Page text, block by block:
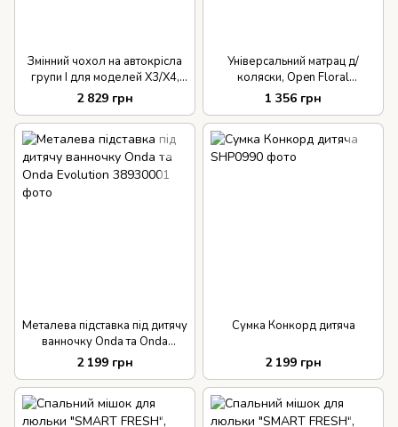
Змінний чохол на автокрісла
групи І для моделей X3/X4,
колір чорний
2 829 грн
Універсальний матрац д/
коляски, Open Floral
Snow/Jelly Bean Green, колір
зелений (мульті)
1 356 грн
Металева підставка під дитячу
ванночку Onda та Onda
Evolution
2 199 грн
Сумка Конкорд дитяча
2 199 грн